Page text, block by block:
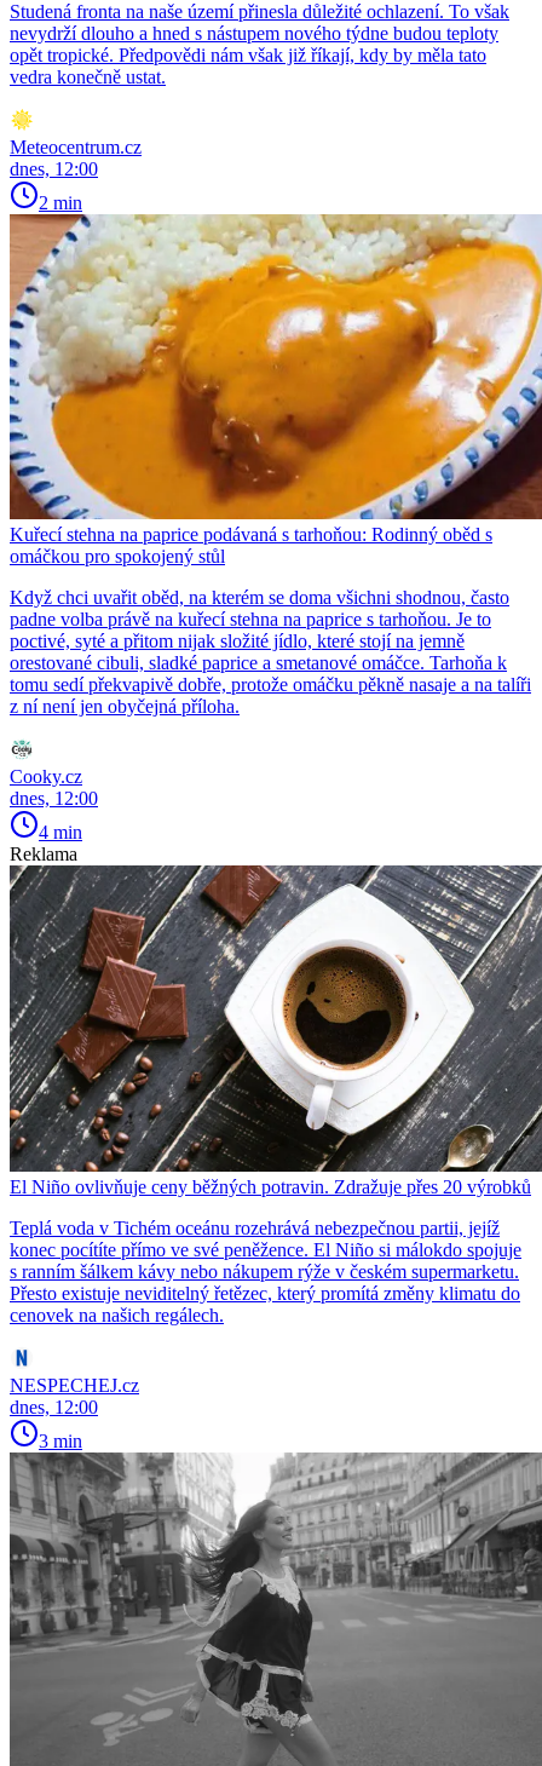
Studená fronta na naše území přinesla důležité ochlazení. To však
nevydrží dlouho a hned s nástupem nového týdne budou teploty
opět tropické. Předpovědi nám však již říkají, kdy by měla tato
vedra konečně ustat.
Meteocentrum.cz
dnes, 12:00
2 min
Kuřecí stehna na paprice podávaná s tarhoňou: Rodinný oběd s
omáčkou pro spokojený stůl
Když chci uvařit oběd, na kterém se doma všichni shodnou, často
padne volba právě na kuřecí stehna na paprice s tarhoňou. Je to
poctivé, syté a přitom nijak složité jídlo, které stojí na jemně
orestované cibuli, sladké paprice a smetanové omáčce. Tarhoňa k
tomu sedí překvapivě dobře, protože omáčku pěkně nasaje a na talíři
z ní není jen obyčejná příloha.
Cooky.cz
dnes, 12:00
4 min
Reklama
El Niño ovlivňuje ceny běžných potravin. Zdražuje přes 20 výrobků
Teplá voda v Tichém oceánu rozehrává nebezpečnou partii, jejíž
konec pocítíte přímo ve své peněžence. El Niño si málokdo spojuje
s ranním šálkem kávy nebo nákupem rýže v českém supermarketu.
Přesto existuje neviditelný řetězec, který promítá změny klimatu do
cenovek na našich regálech.
NESPECHEJ.cz
dnes, 12:00
3 min